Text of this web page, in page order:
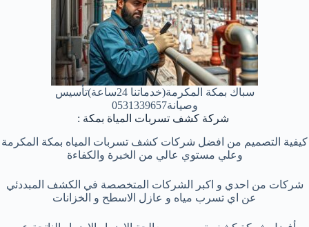
سباك بمكة المكرمة(خدماتنا 24ساعة)تأسيس
وصيانة0531339657
شركة كشف تسربات المياة بمكة :
كيفية التصميم من افضل شركات كشف تسربات المياه بمكة المكرمة
وعلي مستوي عالي من الخبرة والكفاءة
شركات من احدي و اكبر الشركات المتخصصة في الكشف المبددئي
عن اي تسرب مياه و عازل الاسطح و الخزانات